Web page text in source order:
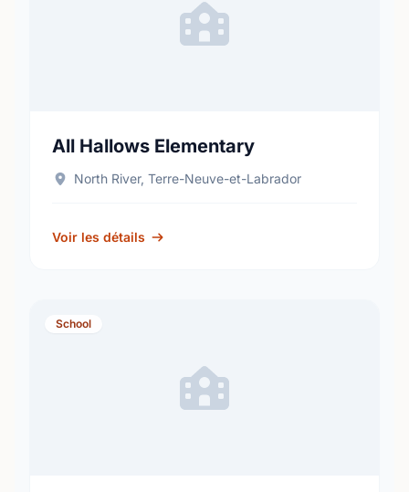
All Hallows Elementary
North River, Terre-Neuve-et-Labrador
Voir les détails
School